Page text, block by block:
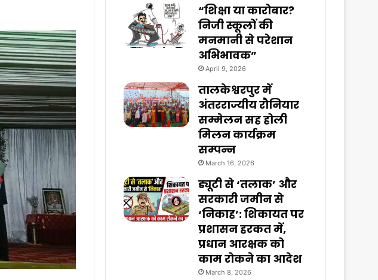
“शिक्षा या कारोबार?
निजी स्कूलों की
मनमानी से परेशान
अभिभावक”
April 9, 2026
तालकेश्वरपुर में
अंतरराज्यीय रौनियार
सम्मेलन सह होली
मिलन कार्यक्रम
सम्पन्न
March 16, 2026
ड्यूटी से ‘तलाक’ और
सरकारी जमीन से
‘निकाह’: शिकायत पर
प्रशासन हरकत में,
प्रधान आरक्षक को
काम रोकने का आदेश
March 8, 2026